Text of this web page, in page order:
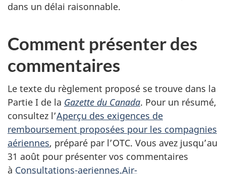
dans un délai raisonnable.
Comment présenter des
commentaires
Le texte du règlement proposé se trouve dans la
Partie I de la Gazette du Canada. Pour un résumé,
consultez l’Aperçu des exigences de
remboursement proposées pour les compagnies
aériennes, préparé par l’OTC. Vous avez jusqu’au
31 août pour présenter vos commentaires
à Consultations-aeriennes.Air-